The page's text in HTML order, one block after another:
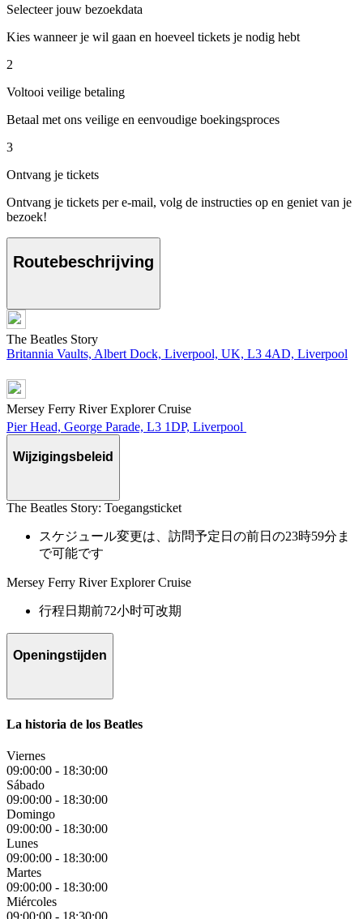
Selecteer jouw bezoekdata
Kies wanneer je wil gaan en hoeveel tickets je nodig hebt
2
Voltooi veilige betaling
Betaal met ons veilige en eenvoudige boekingsproces
3
Ontvang je tickets
Ontvang je tickets per e-mail, volg de instructies op en geniet van je
bezoek!
Routebeschrijving
The Beatles Story
Britannia Vaults, Albert Dock, Liverpool, UK, L3 4AD, Liverpool
Mersey Ferry River Explorer Cruise
Pier Head, George Parade, L3 1DP, Liverpool
Wijzigingsbeleid
The Beatles Story: Toegangsticket
スケジュール変更は、訪問予定日の前日の23時59分ま
で可能です
Mersey Ferry River Explorer Cruise
行程日期前72小时可改期
Openingstijden
La historia de los Beatles
Viernes
09:00:00 - 18:30:00
Sábado
09:00:00 - 18:30:00
Domingo
09:00:00 - 18:30:00
Lunes
09:00:00 - 18:30:00
Martes
09:00:00 - 18:30:00
Miércoles
09:00:00 - 18:30:00